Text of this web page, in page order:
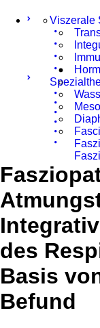
Viszerale
des
Basis
Befund